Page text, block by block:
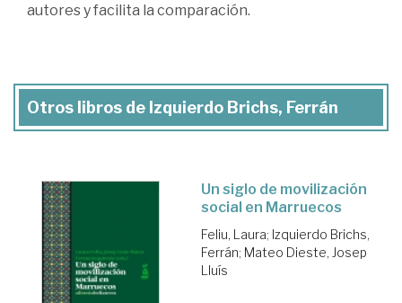
autores y facilita la comparación.
Otros libros de Izquierdo Brichs, Ferrán
Un siglo de movilización
social en Marruecos
Feliu, Laura; Izquierdo Brichs,
Ferrán; Mateo Dieste, Josep
Lluís